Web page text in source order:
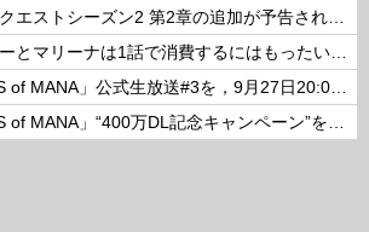
【エコマナ】メインクエストシーズン2 第2章の追加が予告されたぞ！
【エコマナ】サフォーとマリーナは1話で消費するにはもったいないコンビだった
「聖剣伝説 ECHOES of MANA」公式生放送#3を，9月27日20:00より配信
「聖剣伝説 ECHOES of MANA」“400万DL記念キャンペーン”を開催